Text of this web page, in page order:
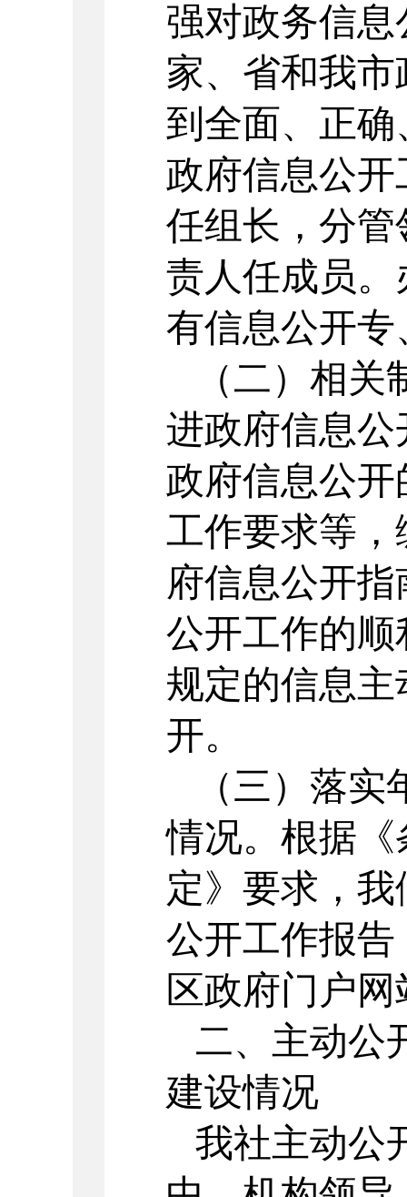
强对政务信
家、省和我
到全面、正
政府信息公
任组长，分
责人任成员
有信息公开
（二）相
进政府信息
政府信息公
工作要求等
府信息公开
公开工作的
规定的信息
开。
（三）落
情况。根据
定》要求，
公开工作报
区政府门户
二、主动公
建设情况
我社主动公